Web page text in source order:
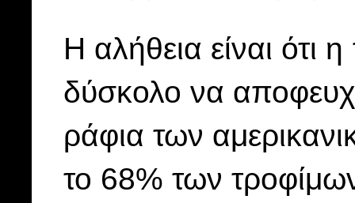
Η αλήθεια είναι ότι
δύσκολο να
ράφια των
το 68% των